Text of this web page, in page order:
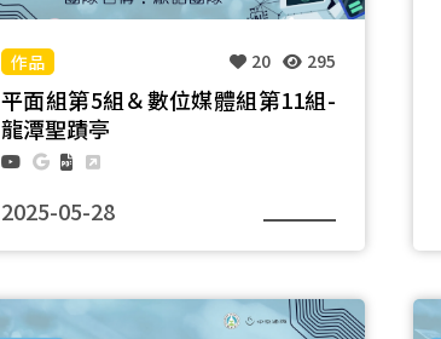
20 295
平面組第5組＆數位媒體組第11組-
龍潭聖蹟亭
2025-05-28